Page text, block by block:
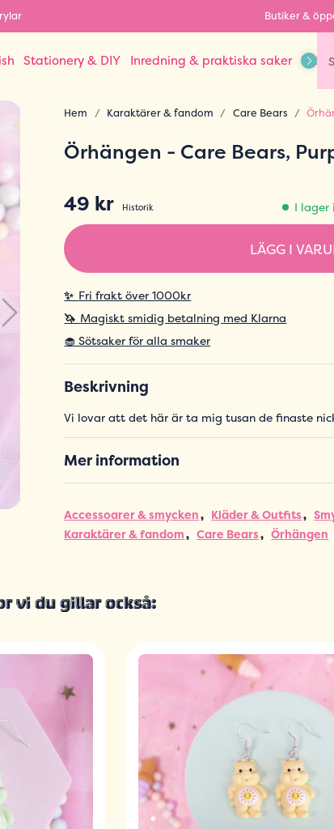
Butiker &
Stationery & DIY Inredning & praktiska saker
Hem Karaktärer & fandom Care Bears
Örhängen - Care Bears,
49 kr
Historik I lager
LÄGG I
✨ Fri frakt över 1000kr
🦄 Magiskt smidig betalning med Klarna
🧁 Sötsaker för alla smaker
Beskrivning
Vi lovar att det här är ta mig tusan de finaste
Mer information
Accessoarer & smycken Kläder & Outfits
Karaktärer & fandom
Care Bears Örhängen
vi du gillar också: